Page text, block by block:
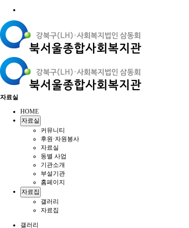
자료실
HOME
자료실
커뮤니티
후원·자원봉사
자료실
동별 사업
기관소개
부설기관
홈페이지
자료집
갤러리
자료집
갤러리